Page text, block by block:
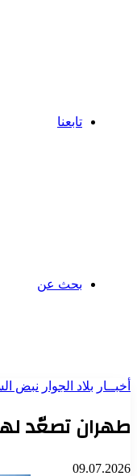
تابعنا
بحث عن
أخبــار بلاد الجوار نبض
طهران تصعّد
09.07.2026